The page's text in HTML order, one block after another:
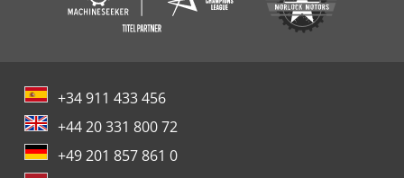
+34 911 433 456
+44 20 331 800 72
+49 201 857 861 0